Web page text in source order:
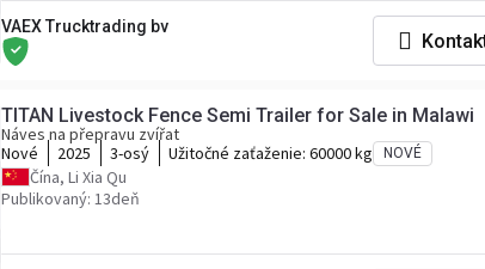
VAEX Trucktrading bv
TITAN Livestock Fence Semi Trailer for Sale in Malawi
Náves na přepravu zvířat
Nové
2025 3-osý Užitočné zaťaženie: 60000 kg NOVÉ
Čína, Li Xia Qu
Publikovaný: 13deň